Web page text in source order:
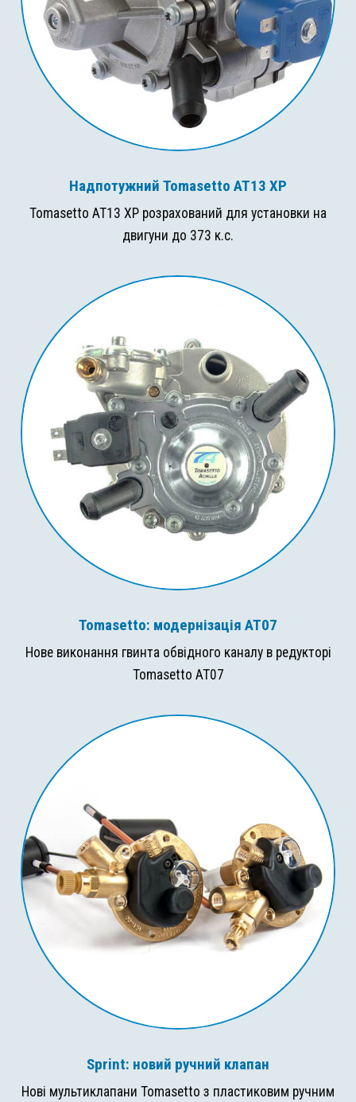
Надпотужний Tomasetto AT13 XP
Tomasetto AT13 XP розрахований для установки на
двигуни до 373 к.с.
Tomasetto: модернізація AT07
Нове виконання гвинта обвідного каналу в редукторі
Tomasetto AT07
Sprint: новий ручний клапан
Нові мультиклапани Tomasetto з пластиковим ручним